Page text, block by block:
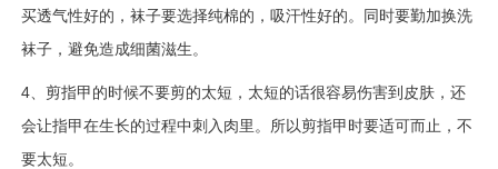
买透气性好的，袜子要选择纯棉的，吸汗性好的。同时要勤加换洗
袜子，避免造成细菌滋生。
4、 剪指甲的时候不要剪的太短，太短的话很容易伤害到皮肤，还
会让指甲在生长的过程中刺入肉里。所以剪指甲时要适可而止，不
要太短。